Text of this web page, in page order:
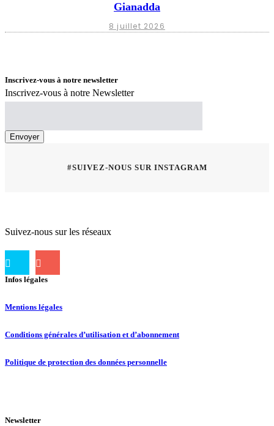
Gianadda
8 juillet 2026
Inscrivez-vous à notre newsletter
Inscrivez-vous à notre Newsletter
#SUIVEZ-NOUS SUR INSTAGRAM
Suivez-nous sur les réseaux
Infos légales
Mentions légales
Conditions générales d’utilisation et d’abonnement
Politique de protection des données personnelle
Newsletter